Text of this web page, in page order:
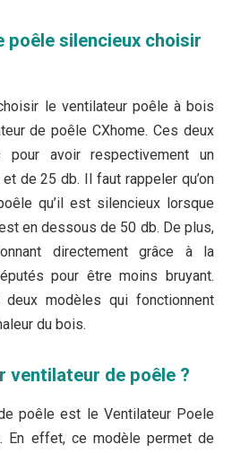
poêle silencieux choisir
le ventilateur poêle à bois
de poêle CXhome. Ces deux
pour avoir respectivement un
de 25 db. Il faut rappeler qu’on
qu’il est silencieux lorsque
en dessous de 50 db. De plus,
directement grâce à la
pour être moins bruyant.
modèles qui fonctionnent
du bois.
ventilateur de poêle ?
poêle est le Ventilateur Poele
En effet, ce modèle permet de